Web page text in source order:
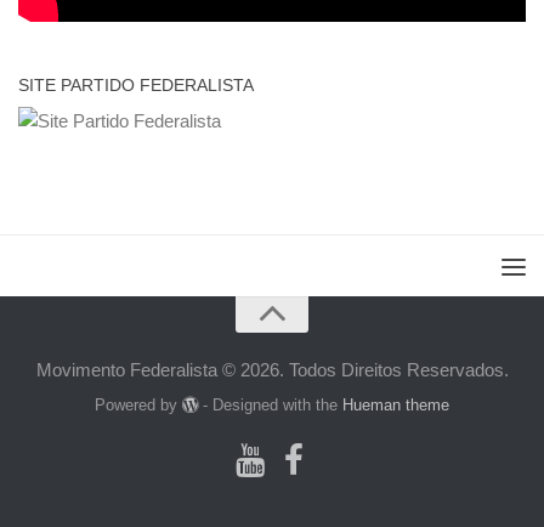
SITE PARTIDO FEDERALISTA
Movimento Federalista © 2026. Todos Direitos Reservados.
Powered by - Designed with the Hueman theme